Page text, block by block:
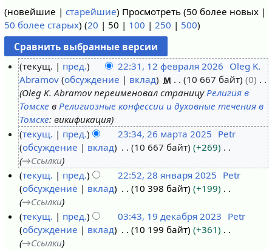
(новейшие | старейшие) Просмотреть (50 более новых|
50 более старых) (20 | 50 | 100 | 250 | 500)
в
л
0
текущ. пред. 22:31, 12 февраля 2026 Oleg K.
Abramov обсуждение вклад м 10 667 байт
0
Oleg K. Abramov переименовал страницуРелигия в
Томске вРелигиозные конфессии и духовные течения в
Томске: викификация
м
т
текущ. пред. 23:34, 26 марта 2025 Petr
обсуждение
вклад 10 667 байт
+269
→Ссылки
я
текущ. пред. 22:52, 28 января 2025 Petr
обсуждение
вклад 10 398 байт
+199
→Ссылки
текущ. пред. 03:43, 19 декабря 2023 Petr
обсуждение
вклад 10 199 байт
+361
→Ссылки